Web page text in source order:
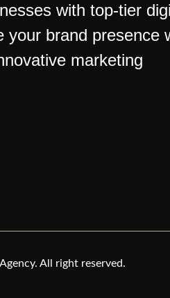
with top-tier
your brand presence
marketing
All right reserved.